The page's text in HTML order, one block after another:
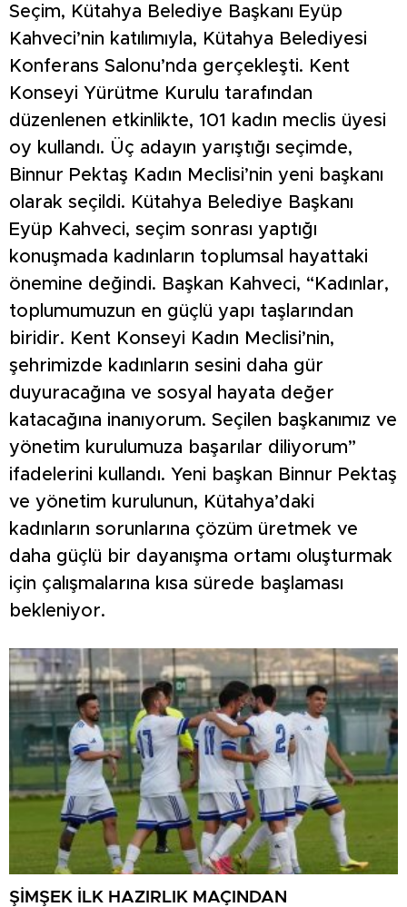
Seçim, Kütahya Belediye Başkanı Eyüp
Kahveci’nin katılımıyla, Kütahya Belediyesi
Konferans Salonu’nda gerçekleşti. Kent
Konseyi Yürütme Kurulu tarafından
düzenlenen etkinlikte, 101 kadın meclis üyesi
oy kullandı. Üç adayın yarıştığı seçimde,
Binnur Pektaş Kadın Meclisi’nin yeni başkanı
olarak seçildi. Kütahya Belediye Başkanı
Eyüp Kahveci, seçim sonrası yaptığı
konuşmada kadınların toplumsal hayattaki
önemine değindi. Başkan Kahveci, “Kadınlar,
toplumumuzun en güçlü yapı taşlarından
biridir. Kent Konseyi Kadın Meclisi’nin,
şehrimizde kadınların sesini daha gür
duyuracağına ve sosyal hayata değer
katacağına inanıyorum. Seçilen başkanımız ve
yönetim kurulumuza başarılar diliyorum”
ifadelerini kullandı. Yeni başkan Binnur Pektaş
ve yönetim kurulunun, Kütahya’daki
kadınların sorunlarına çözüm üretmek ve
daha güçlü bir dayanışma ortamı oluşturmak
için çalışmalarına kısa sürede başlaması
bekleniyor.
ŞİMŞEK İLK HAZIRLIK MAÇINDAN